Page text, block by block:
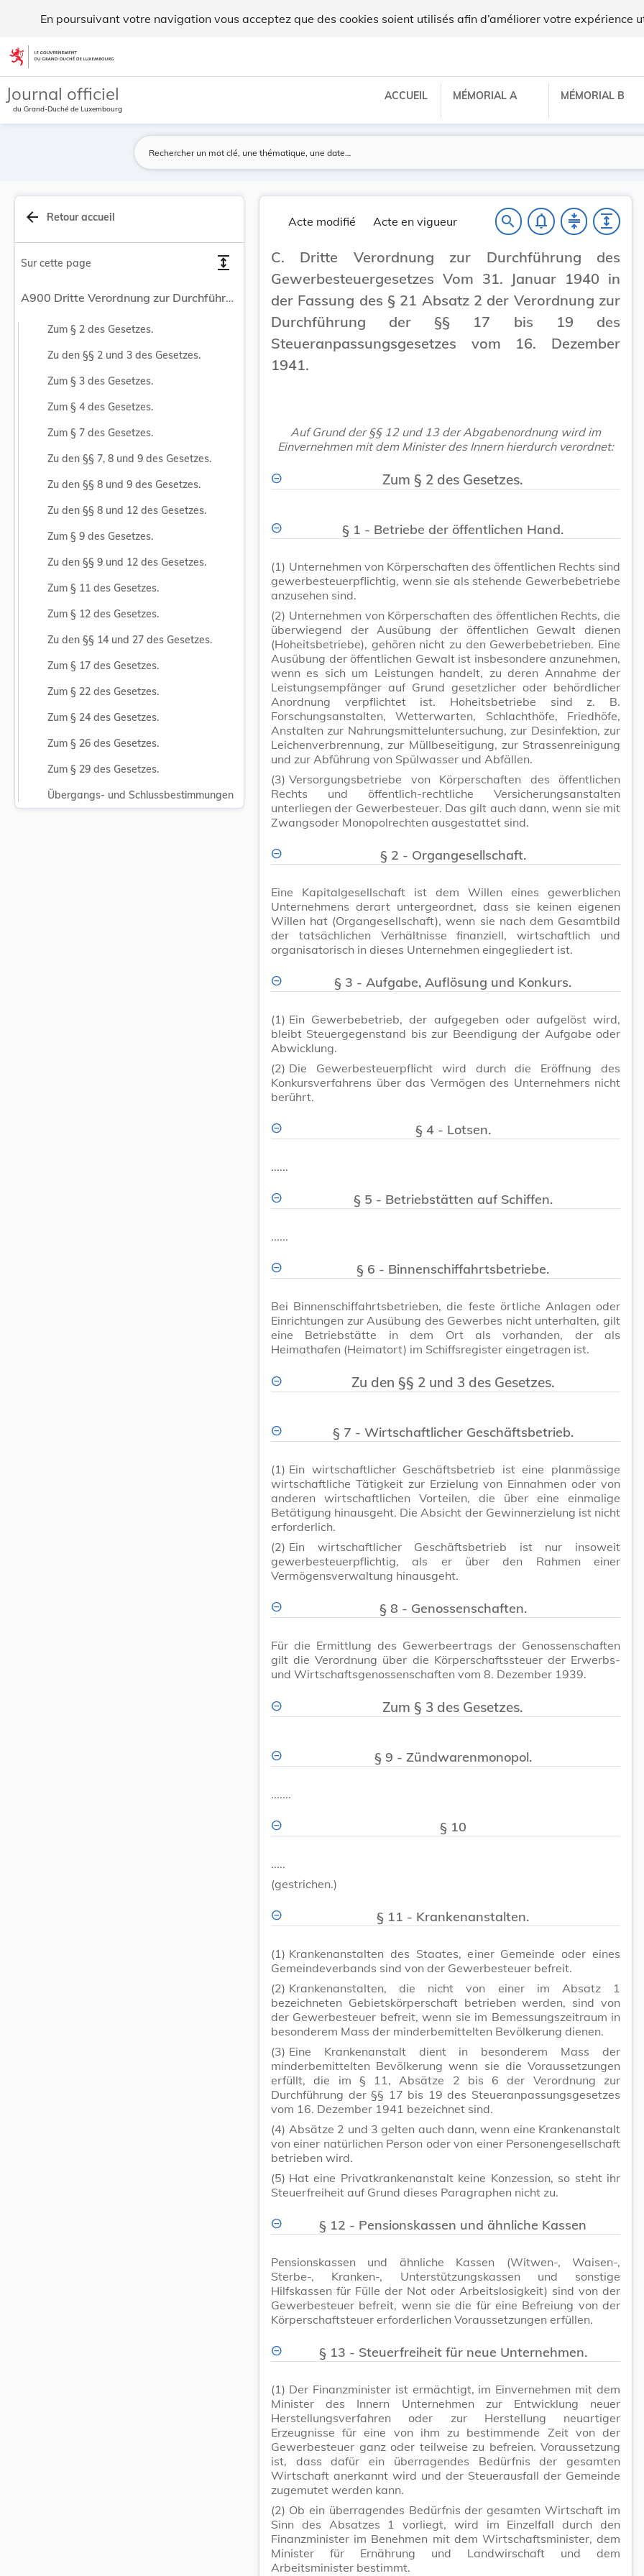
En poursuivant votre navigation vous acceptez que des cookies soient utilisés afin d’améliorer votre expérience
Aller au contenu
Journal officiel
du Grand-Duché de Luxembourg
ACCUEIL MÉMORIAL A MÉMORIAL B
arrow_back Retour accueil
Sur cette page expand
A900 Dritte Verordnung zur Durchführung des Gewerbesteuergesetzes Vom 31. Januar 1940.
Zum § 2 des Gesetzes.
Zu den §§ 2 und 3 des Gesetzes.
Zum § 3 des Gesetzes.
Zum § 4 des Gesetzes.
Zum § 7 des Gesetzes.
Zu den §§ 7, 8 und 9 des Gesetzes.
Zu den §§ 8 und 9 des Gesetzes.
Zu den §§ 8 und 12 des Gesetzes.
Zum § 9 des Gesetzes.
Zu den §§ 9 und 12 des Gesetzes.
Zum § 11 des Gesetzes.
Zum § 12 des Gesetzes.
Zu den §§ 14 und 27 des Gesetzes.
Zum § 17 des Gesetzes.
Zum § 22 des Gesetzes.
Zum § 24 des Gesetzes.
Zum § 26 des Gesetzes.
Zum § 29 des Gesetzes.
Übergangs- und Schlussbestimmungen
Acte modifié Acte en vigueur search notifications_none compress expand
C. Dritte Verordnung zur Durchführung des
Gewerbesteuergesetzes Vom 31. Januar 1940 in
der Fassung des § 21 Absatz 2 der Verordnung zur
Durchführung der §§ 17 bis 19 des
Steueranpassungsgesetzes vom 16. Dezember
1941.
Auf Grund der §§ 12 und 13 der Abgabenordnung wird im
Einvernehmen mit dem Minister des Innern hierdurch verordnet:
Zum § 2 des Gesetzes.
§ 1 - Betriebe der öffentlichen Hand.
(1) Unternehmen von Körperschaften des öffentlichen Rechts sind
gewerbesteuerpflichtig, wenn sie als stehende Gewerbebetriebe
anzusehen sind.
(2) Unternehmen von Körperschaften des öffentlichen Rechts, die
überwiegend der Ausübung der öffentlichen Gewalt dienen
(Hoheitsbetriebe), gehören nicht zu den Gewerbebetrieben. Eine
Ausübung der öffentlichen Gewalt ist insbesondere anzunehmen,
wenn es sich um Leistungen handelt, zu deren Annahme der
Leistungsempfänger auf Grund gesetzlicher oder behördlicher
Anordnung verpflichtet ist. Hoheitsbetriebe sind z. B.
Forschungsanstalten, Wetterwarten, Schlachthöfe, Friedhöfe,
Anstalten zur Nahrungsmitteluntersuchung, zur Desinfektion, zur
Leichenverbrennung, zur Müllbeseitigung, zur Strassenreinigung
und zur Abführung von Spülwasser und Abfällen.
(3) Versorgungsbetriebe von Körperschaften des öffentlichen
Rechts und öffentlich-rechtliche Versicherungsanstalten
unterliegen der Gewerbesteuer. Das gilt auch dann, wenn sie mit
Zwangsoder Monopolrechten ausgestattet sind.
§ 2 - Organgesellschaft.
Eine Kapitalgesellschaft ist dem Willen eines gewerblichen
Unternehmens derart untergeordnet, dass sie keinen eigenen
Willen hat (Organgesellschaft), wenn sie nach dem Gesamtbild
der tatsächlichen Verhältnisse finanziell, wirtschaftlich und
organisatorisch in dieses Unternehmen eingegliedert ist.
§ 3 - Aufgabe, Auflösung und Konkurs.
(1) Ein Gewerbebetrieb, der aufgegeben oder aufgelöst wird,
bleibt Steuergegenstand bis zur Beendigung der Aufgabe oder
Abwicklung.
(2) Die Gewerbesteuerpflicht wird durch die Eröffnung des
Konkursverfahrens über das Vermögen des Unternehmers nicht
berührt.
§ 4 - Lotsen.
......
§ 5 - Betriebstätten auf Schiffen.
......
§ 6 - Binnenschiffahrtsbetriebe.
Bei Binnenschiffahrtsbetrieben, die feste örtliche Anlagen oder
Einrichtungen zur Ausübung des Gewerbes nicht unterhalten, gilt
eine Betriebstätte in dem Ort als vorhanden, der als
Heimathafen (Heimatort) im Schiffsregister eingetragen ist.
Zu den §§ 2 und 3 des Gesetzes.
§ 7 - Wirtschaftlicher Geschäftsbetrieb.
(1) Ein wirtschaftlicher Geschäftsbetrieb ist eine planmässige
wirtschaftliche Tätigkeit zur Erzielung von Einnahmen oder von
anderen wirtschaftlichen Vorteilen, die über eine einmalige
Betätigung hinausgeht. Die Absicht der Gewinnerzielung ist nicht
erforderlich.
(2) Ein wirtschaftlicher Geschäftsbetrieb ist nur insoweit
gewerbesteuerpflichtig, als er über den Rahmen einer
Vermögensverwaltung hinausgeht.
§ 8 - Genossenschaften.
Für die Ermittlung des Gewerbeertrags der Genossenschaften
gilt die Verordnung über die Körperschaftssteuer der Erwerbs-
und Wirtschaftsgenossenschaften vom 8. Dezember 1939.
Zum § 3 des Gesetzes.
§ 9 - Zündwarenmonopol.
.......
§ 10
.....
(gestrichen.)
§ 11 - Krankenanstalten.
(1) Krankenanstalten des Staates, einer Gemeinde oder eines
Gemeindeverbands sind von der Gewerbesteuer befreit.
(2) Krankenanstalten, die nicht von einer im Absatz 1
bezeichneten Gebietskörperschaft betrieben werden, sind von
der Gewerbesteuer befreit, wenn sie im Bemessungszeitraum in
besonderem Mass der minderbemittelten Bevölkerung dienen.
(3) Eine Krankenanstalt dient in besonderem Mass der
minderbemittelten Bevölkerung wenn sie die Voraussetzungen
erfüllt, die im § 11, Absätze 2 bis 6 der Verordnung zur
Durchführung der §§ 17 bis 19 des Steueranpassungsgesetzes
vom 16. Dezember 1941 bezeichnet sind.
(4) Absätze 2 und 3 gelten auch dann, wenn eine Krankenanstalt
von einer natürlichen Person oder von einer Personengesellschaft
betrieben wird.
(5) Hat eine Privatkrankenanstalt keine Konzession, so steht ihr
Steuerfreiheit auf Grund dieses Paragraphen nicht zu.
§ 12 - Pensionskassen und ähnliche Kassen
Pensionskassen und ähnliche Kassen (Witwen-, Waisen-,
Sterbe-, Kranken-, Unterstützungskassen und sonstige
Hilfskassen für Fülle der Not oder Arbeitslosigkeit) sind von der
Gewerbesteuer befreit, wenn sie die für eine Befreiung von der
Körperschaftsteuer erforderlichen Voraussetzungen erfüllen.
§ 13 - Steuerfreiheit für neue Unternehmen.
(1) Der Finanzminister ist ermächtigt, im Einvernehmen mit dem
Minister des Innern Unternehmen zur Entwicklung neuer
Herstellungsverfahren oder zur Herstellung neuartiger
Erzeugnisse für eine von ihm zu bestimmende Zeit von der
Gewerbesteuer ganz oder teilweise zu befreien. Voraussetzung
ist, dass dafür ein überragendes Bedürfnis der gesamten
Wirtschaft anerkannt wird und der Steuerausfall der Gemeinde
zugemutet werden kann.
(2) Ob ein überragendes Bedürfnis der gesamten Wirtschaft im
Sinn des Absatzes 1 vorliegt, wird im Einzelfall durch den
Finanzminister im Benehmen mit dem Wirtschaftsminister, dem
Minister für Ernährung und Landwirschaft und dem
Arbeitsminister bestimmt.